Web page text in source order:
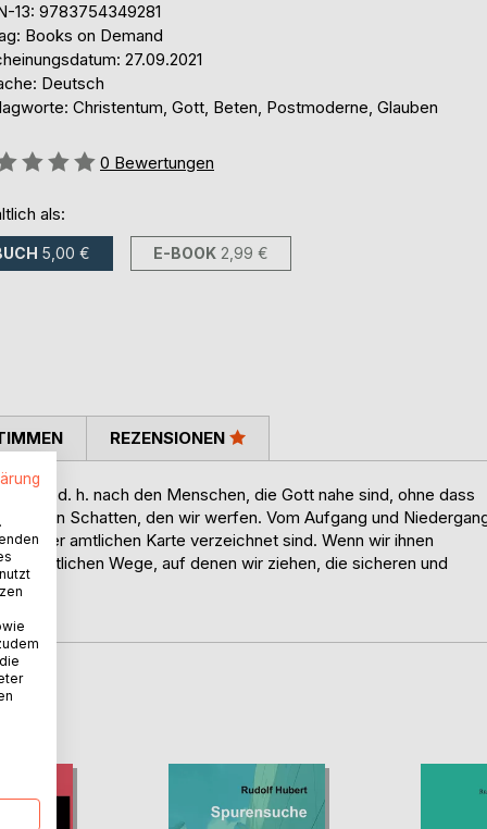
13: 9783754349281
Books on Demand
27.09.2021
Deutsch
Christentum, Gott, Beten, Postmoderne, Glauben
0 Bewertungen
als:
5,00 € E-BOOK 2,99 €
d. h. nach den Menschen, die Gott nahe sind, ohne dass
den Schatten, den wir werfen. Vom Aufgang und
keiner amtlichen Karte verzeichnet sind. Wenn wir ihnen
amtlichen Wege, auf denen wir ziehen, die sicheren und
REZENSIONEN